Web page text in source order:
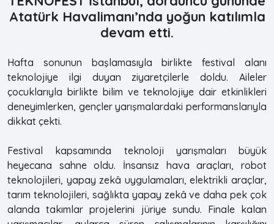
Atatürk Havalimanı’nda yoğun katılımla
devam etti.
Hafta sonunun başlamasıyla birlikte festival alanı
teknolojiye ilgi duyan ziyaretçilerle doldu. Aileler
çocuklarıyla birlikte bilim ve teknolojiye dair etkinlikleri
deneyimlerken, gençler yarışmalardaki performanslarıyla
dikkat çekti.
Festival kapsamında teknoloji yarışmaları büyük
heyecana sahne oldu. İnsansız hava araçları, robot
teknolojileri, yapay zekâ uygulamaları, elektrikli araçlar,
tarım teknolojileri, sağlıkta yapay zekâ ve daha pek çok
alanda takımlar projelerini jüriye sundu. Finale kalan